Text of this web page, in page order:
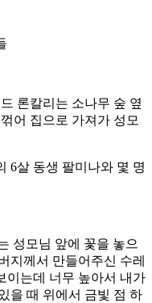
론칼리는 소나무 숲 옆
어 집으로 가져가 성모
6살 동생 팔미나와 몇 명
성모님 앞에 꽃을 놓으
지께서 만들어주신 수레
이는데 너무 높아서 내가
을 때 위에서 금빛 점 하